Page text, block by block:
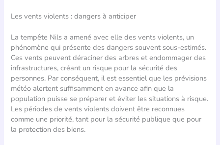
Les vents violents : dangers à anticiper
La tempête Nils a amené avec elle des vents violents, un
phénomène qui présente des dangers souvent sous-estimés.
Ces vents peuvent déraciner des arbres et endommager des
infrastructures, créant un risque pour la sécurité des
personnes. Par conséquent, il est essentiel que les prévisions
météo alertent suffisamment en avance afin que la
population puisse se préparer et éviter les situations à risque.
Les périodes de vents violents doivent être reconnues
comme une priorité, tant pour la sécurité publique que pour
la protection des biens.